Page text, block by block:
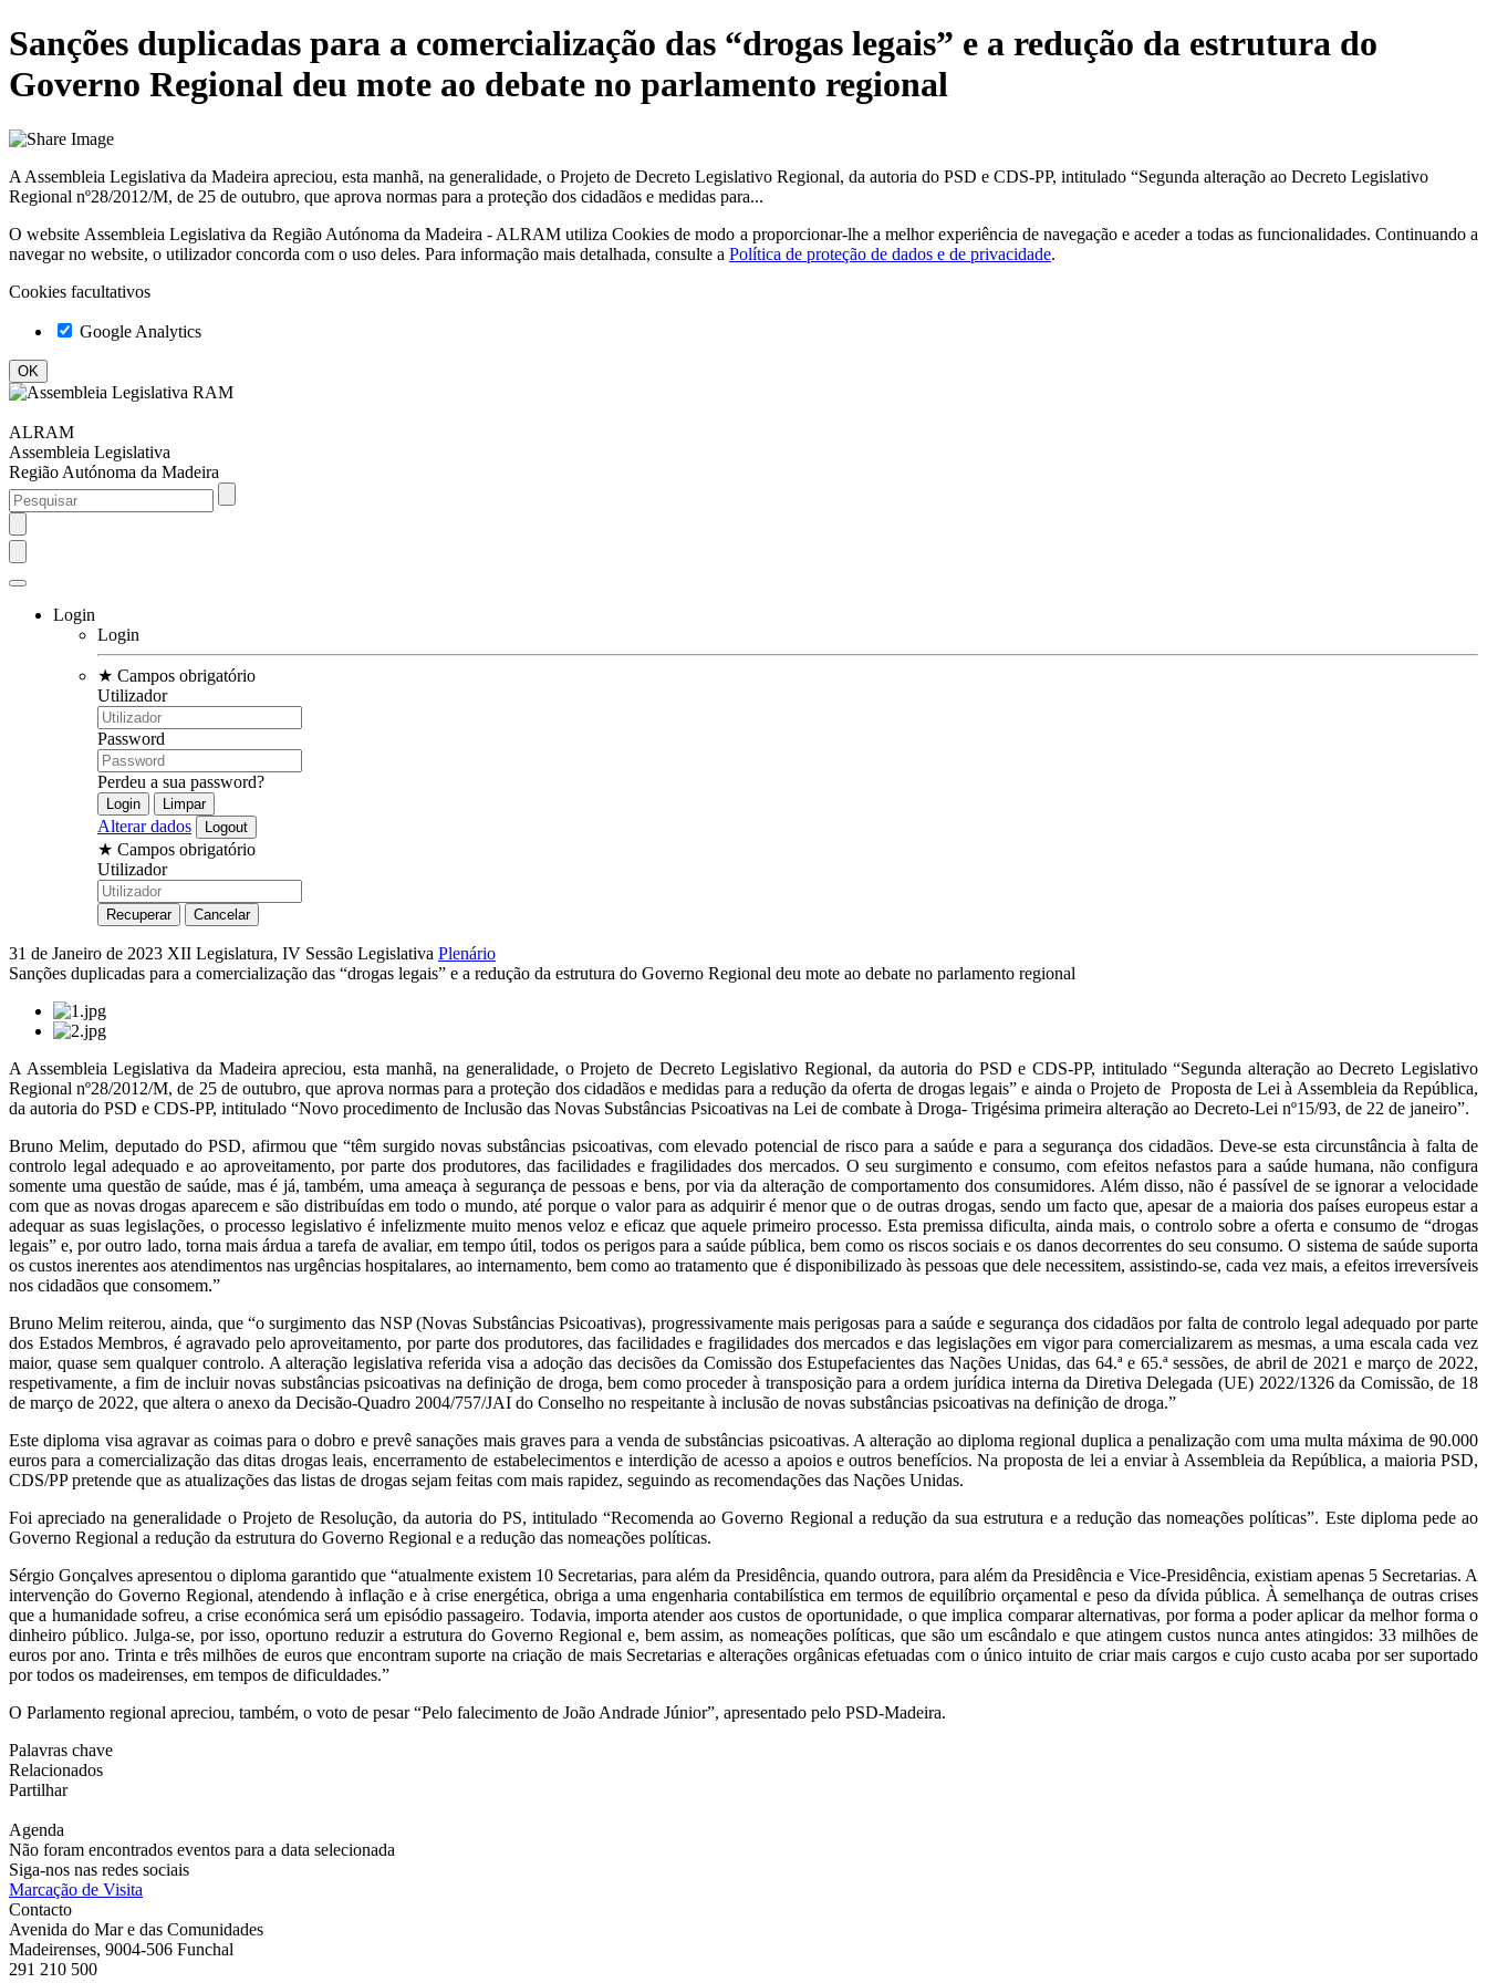
Sanções duplicadas para a comercialização das “drogas legais” e a redução da estrutura do
Governo Regional deu mote ao debate no parlamento regional
A Assembleia Legislativa da Madeira apreciou, esta manhã, na generalidade, o Projeto de Decreto Legislativo Regional, da autoria do PSD e CDS-PP, intitulado “Segunda alteração ao Decreto Legislativo
Regional nº28/2012/M, de 25 de outubro, que aprova normas para a proteção dos cidadãos e medidas para...
O website Assembleia Legislativa da Região Autónoma da Madeira - ALRAM utiliza Cookies de modo a proporcionar-lhe a melhor experiência de navegação e aceder a todas as funcionalidades. Continuando a
navegar no website, o utilizador concorda com o uso deles. Para informação mais detalhada, consulte a Política de proteção de dados e de privacidade.
Cookies facultativos
Google Analytics
ALRAM
Assembleia Legislativa
Região Autónoma da Madeira
Login
Login
★ Campos obrigatório
Utilizador
Password
Perdeu a sua password?
Alterar dados
★ Campos obrigatório
Utilizador
31 de Janeiro de 2023 XII Legislatura, IV Sessão Legislativa Plenário
Sanções duplicadas para a comercialização das “drogas legais” e a redução da estrutura do Governo Regional deu mote ao debate no parlamento regional
A Assembleia Legislativa da Madeira apreciou, esta manhã, na generalidade, o Projeto de Decreto Legislativo Regional, da autoria do PSD e CDS-PP, intitulado “Segunda alteração ao Decreto Legislativo
Regional nº28/2012/M, de 25 de outubro, que aprova normas para a proteção dos cidadãos e medidas para a redução da oferta de drogas legais” e ainda o Projeto de Proposta de Lei à Assembleia da República,
da autoria do PSD e CDS-PP, intitulado “Novo procedimento de Inclusão das Novas Substâncias Psicoativas na Lei de combate à Droga- Trigésima primeira alteração ao Decreto-Lei nº15/93, de 22 de janeiro”.
Bruno Melim, deputado do PSD, afirmou que “têm surgido novas substâncias psicoativas, com elevado potencial de risco para a saúde e para a segurança dos cidadãos. Deve-se esta circunstância à falta de
controlo legal adequado e ao aproveitamento, por parte dos produtores, das facilidades e fragilidades dos mercados. O seu surgimento e consumo, com efeitos nefastos para a saúde humana, não configura
somente uma questão de saúde, mas é já, também, uma ameaça à segurança de pessoas e bens, por via da alteração de comportamento dos consumidores. Além disso, não é passível de se ignorar a velocidade
com que as novas drogas aparecem e são distribuídas em todo o mundo, até porque o valor para as adquirir é menor que o de outras drogas, sendo um facto que, apesar de a maioria dos países europeus estar a
adequar as suas legislações, o processo legislativo é infelizmente muito menos veloz e eficaz que aquele primeiro processo. Esta premissa dificulta, ainda mais, o controlo sobre a oferta e consumo de “drogas
legais” e, por outro lado, torna mais árdua a tarefa de avaliar, em tempo útil, todos os perigos para a saúde pública, bem como os riscos sociais e os danos decorrentes do seu consumo. O sistema de saúde suporta
os custos inerentes aos atendimentos nas urgências hospitalares, ao internamento, bem como ao tratamento que é disponibilizado às pessoas que dele necessitem, assistindo-se, cada vez mais, a efeitos irreversíveis
nos cidadãos que consomem.”
Bruno Melim reiterou, ainda, que “o surgimento das NSP (Novas Substâncias Psicoativas), progressivamente mais perigosas para a saúde e segurança dos cidadãos por falta de controlo legal adequado por parte
dos Estados Membros, é agravado pelo aproveitamento, por parte dos produtores, das facilidades e fragilidades dos mercados e das legislações em vigor para comercializarem as mesmas, a uma escala cada vez
maior, quase sem qualquer controlo. A alteração legislativa referida visa a adoção das decisões da Comissão dos Estupefacientes das Nações Unidas, das 64.ª e 65.ª sessões, de abril de 2021 e março de 2022,
respetivamente, a fim de incluir novas substâncias psicoativas na definição de droga, bem como proceder à transposição para a ordem jurídica interna da Diretiva Delegada (UE) 2022/1326 da Comissão, de 18
de março de 2022, que altera o anexo da Decisão-Quadro 2004/757/JAI do Conselho no respeitante à inclusão de novas substâncias psicoativas na definição de droga.”
Este diploma visa agravar as coimas para o dobro e prevê sanações mais graves para a venda de substâncias psicoativas. A alteração ao diploma regional duplica a penalização com uma multa máxima de 90.000
euros para a comercialização das ditas drogas leais, encerramento de estabelecimentos e interdição de acesso a apoios e outros benefícios. Na proposta de lei a enviar à Assembleia da República, a maioria PSD,
CDS/PP pretende que as atualizações das listas de drogas sejam feitas com mais rapidez, seguindo as recomendações das Nações Unidas.
Foi apreciado na generalidade o Projeto de Resolução, da autoria do PS, intitulado “Recomenda ao Governo Regional a redução da sua estrutura e a redução das nomeações políticas”. Este diploma pede ao
Governo Regional a redução da estrutura do Governo Regional e a redução das nomeações políticas.
Sérgio Gonçalves apresentou o diploma garantido que “atualmente existem 10 Secretarias, para além da Presidência, quando outrora, para além da Presidência e Vice-Presidência, existiam apenas 5 Secretarias. A
intervenção do Governo Regional, atendendo à inflação e à crise energética, obriga a uma engenharia contabilística em termos de equilíbrio orçamental e peso da dívida pública. À semelhança de outras crises
que a humanidade sofreu, a crise económica será um episódio passageiro. Todavia, importa atender aos custos de oportunidade, o que implica comparar alternativas, por forma a poder aplicar da melhor forma o
dinheiro público. Julga-se, por isso, oportuno reduzir a estrutura do Governo Regional e, bem assim, as nomeações políticas, que são um escândalo e que atingem custos nunca antes atingidos: 33 milhões de
euros por ano. Trinta e três milhões de euros que encontram suporte na criação de mais Secretarias e alterações orgânicas efetuadas com o único intuito de criar mais cargos e cujo custo acaba por ser suportado
por todos os madeirenses, em tempos de dificuldades.”
O Parlamento regional apreciou, também, o voto de pesar “Pelo falecimento de João Andrade Júnior”, apresentado pelo PSD-Madeira.
Palavras chave
Relacionados
Partilhar
Agenda
Não foram encontrados eventos para a data selecionada
Siga-nos nas redes sociais
Marcação de Visita
Contacto
Avenida do Mar e das Comunidades
Madeirenses, 9004-506 Funchal
291 210 500